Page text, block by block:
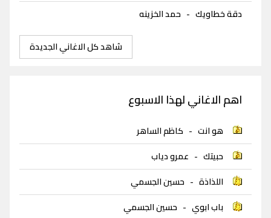
دقة خطاويك - حمد الخزينه
شاهد كل الاغاني الجديدة
اهم الاغاني لهذا الاسبوع
هو انت - كاظم الساهر
حبيتك - عمرو دياب
اللذاذة - حسين الجسمي
باب ابوي - حسين الجسمي